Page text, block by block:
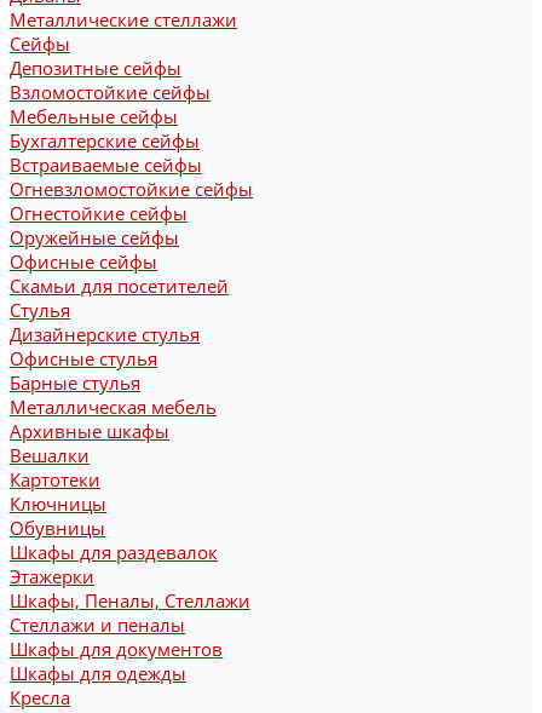
Металлические стеллажи
Сейфы
Депозитные сейфы
Взломостойкие сейфы
Мебельные сейфы
Бухгалтерские сейфы
Встраиваемые сейфы
Огневзломостойкие сейфы
Огнестойкие сейфы
Оружейные сейфы
Офисные сейфы
Скамьи для посетителей
Стулья
Дизайнерские стулья
Офисные стулья
Барные стулья
Металлическая мебель
Архивные шкафы
Вешалки
Картотеки
Ключницы
Обувницы
Шкафы для раздевалок
Этажерки
Шкафы, Пеналы, Стеллажи
Стеллажи и пеналы
Шкафы для документов
Шкафы для одежды
Кресла